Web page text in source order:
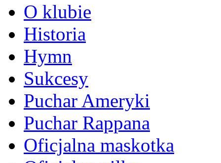
O klubie
Historia
Hymn
Sukcesy
Puchar Ameryki
Puchar Rappana
Oficjalna maskotka